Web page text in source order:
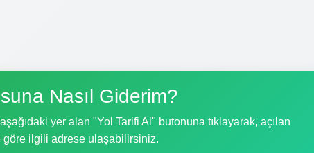
Nasıl Giderim?
yer alan "Yol Tarifi Al" butonuna tıklayarak, açılan
göre ilgili adrese ulaşabilirsiniz.